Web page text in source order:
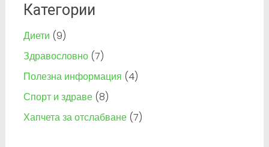
Категории
Диети (9)
Здравословно(7)
Полезна информация (4)
Спорт и здраве(8)
Хапчета за отслабване(7)